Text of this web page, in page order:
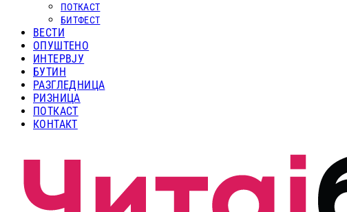
ПОТКАСТ
БИТФЕСТ
ВЕСТИ
ОПУШТЕНО
ИНТЕРВЈУ
БУТИН
РАЗГЛЕДНИЦА
РИЗНИЦА
ПОТКАСТ
КОНТАКТ